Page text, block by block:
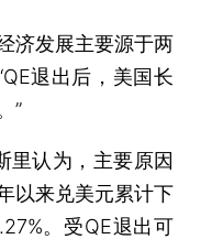
济发展主要源于两
退出后，美国长
”
认为，主要原因
以来兑美元累计下
。受QE退出可